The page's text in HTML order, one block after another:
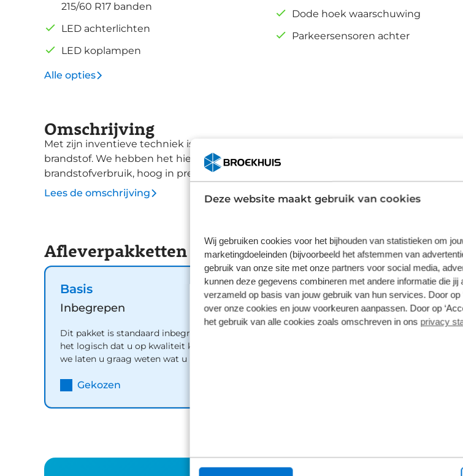
Deze website maakt gebruik van cookies
Wij gebruiken cookies voor het bijhouden van statistieken om
marketingdoeleinden (bijvoorbeeld het afstemmen van
gebruik van onze site met onze partners voor social media,
kunnen deze gegevens combineren met andere informatie die
verzameld op basis van jouw gebruik van hun services. Door op
over onze cookies en jouw voorkeuren aanpassen. Door op
het gebruik van alle cookies zoals omschreven in ons privacy
215/60 R17 banden
LED achterlichten
LED koplampen
Dode hoek waarschuwing
Parkeersensoren achter
Alle opties
Omschrijving
Met zijn inventieve techniek is de hybride Opel Frontera tegelijk comfortabel en
brandstof. We hebben het hier over een nieuwe auto, hij is nu direct leverbaar. Zeer
brandstofverbruik, hoog in prestaties: deze hybride auto combineert een
verbrandingsmotor en een elektromotor. Ook is de auto voorzien van: LED
elektrische handrem, donker getint glas achter, in delen neerklapbare achterbank en
hij houdt continu voor u de situatie op en om de weg in de gaten. Volautomatische
veiligheidssystemen kunnen daarbij ingrijpen om u voor gevaarlijke situaties te
Wij leveren deze nieuwe auto met volledige fabrieksgarantie. Maak nu snel een
deze auto te bekijken. Opel Deal Pakken
Lees de omschrijving
Afleverpakketten
Basis
Inbegrepen
Dit pakket is standaard inbegrepen. We vinden
het logisch dat u op kwaliteit kunt rekenen en
we laten u graag weten wat u kunt verwachten.
Gekozen